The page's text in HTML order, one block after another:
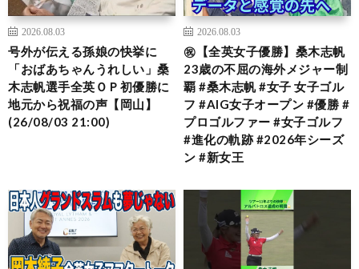
2026.08.03
号外が伝える孫娘の快挙に
「おばあちゃんうれしい」桑
木志帆選手全英ＯＰ初優勝に
地元から祝福の声【岡山】
(26/08/03 21:00)
2026.08.03
㊗️【全英女子優勝】桑木志帆
23歳の不屈の海外メジャー制
覇 #桑木志帆 #女子 女子ゴル
フ #AIG女子オープン #優勝 #
プロゴルファー #女子ゴルフ
#進化の軌跡 #2026年シーズ
ン #新女王